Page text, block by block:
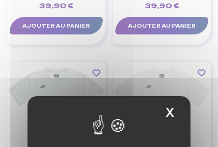
X
39,90 €
AJOUTER AU PANIER
39,90 €
AJOUTER AU PANIER